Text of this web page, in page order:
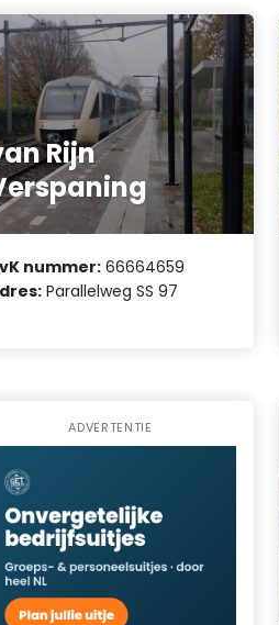
Rijn
nummer: 66664659
Parallelweg SS 97
ADVERTENTIE